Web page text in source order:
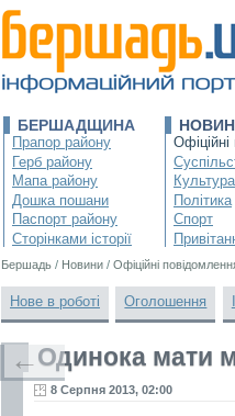
БЕРШАДЩИНА
Прапор району
Герб району
Мапа району
Дошка пошани
Паспорт району
Сторінками історії
Культура
Політика
Спорт
Бершадь / Новини / Офіційні
Нове в роботі Оголошення
Одинока мати
8 Серпня 2013, 02:00
←